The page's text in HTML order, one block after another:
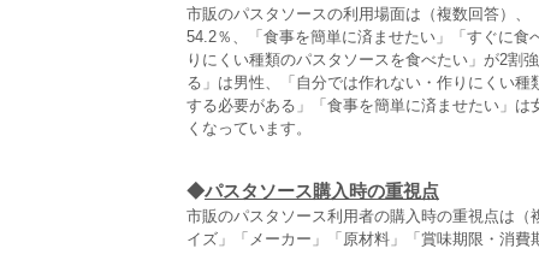
市販のパスタソースの利用場面は（複数回答）
54.2％、「食事を簡単に済ませたい」「すぐに
りにくい種類のパスタソースを食べたい」が2割
る」は男性、「自分では作れない・作りにくい
する必要がある」「食事を簡単に済ませたい」
くなっています。
◆パスタソース購入時の重視点
市販のパスタソース利用者の購入時の重視点は
イズ」「メーカー」「原材料」「賞味期限・消